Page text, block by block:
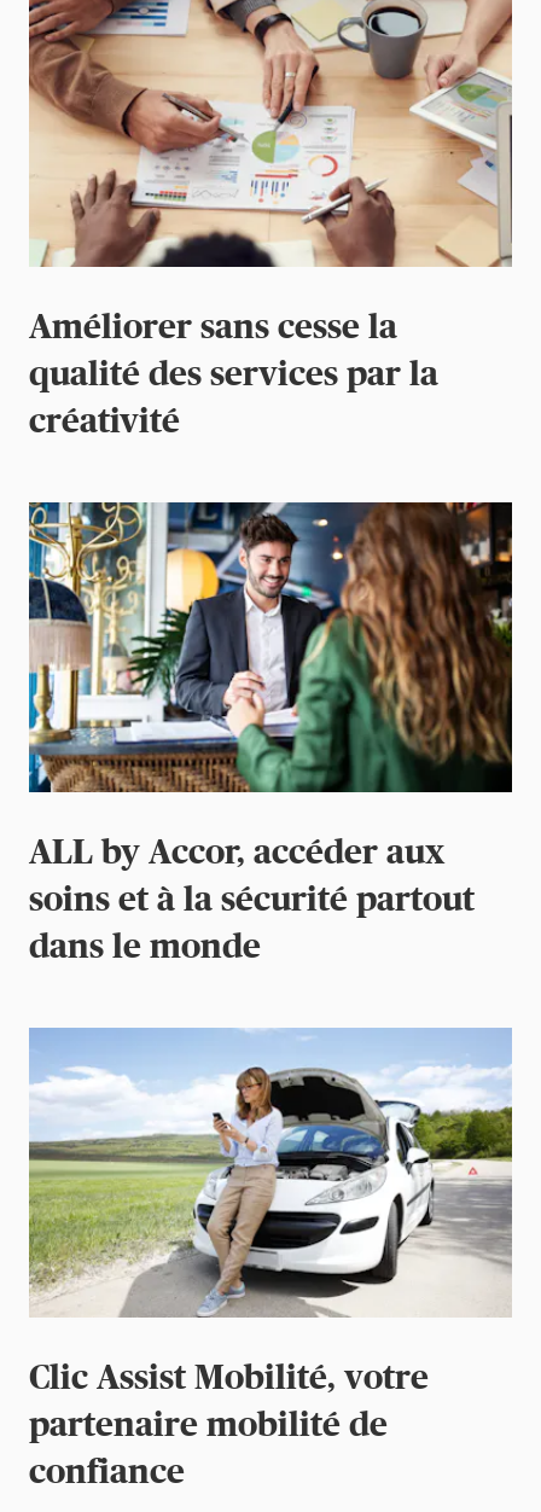
Améliorer sans cesse la
qualité des services par la
créativité
ALL by Accor, accéder aux
soins et à la sécurité partout
dans le monde
Clic Assist Mobilité, votre
partenaire mobilité de
confiance